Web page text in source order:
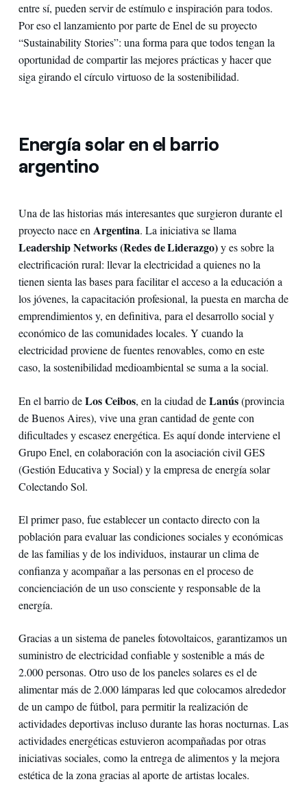
entre sí, pueden servir de estímulo e inspiración para todos.
Por eso el lanzamiento por parte de Enel de su proyecto
“Sustainability Stories”: una forma para que todos tengan la
oportunidad de compartir las mejores prácticas y hacer que
siga girando el círculo virtuoso de la sostenibilidad.
Energía solar en el barrio
argentino
Una de las historias más interesantes que surgieron durante el
proyecto nace enArgentina. La iniciativa se llama
Leadership Networks (Redes de Liderazgo)y es sobre la
electrificación rural: llevar la electricidad a quienes no la
tienen sienta las bases para facilitar el acceso a la educación a
los jóvenes, la capacitación profesional, la puesta en marcha de
emprendimientos y, en definitiva, para el desarrollo social y
económico de las comunidades locales. Y cuando la
electricidad proviene de fuentes renovables, como en este
caso, la sostenibilidad medioambiental se suma a la social.
En el barrio deLos Ceibos, en la ciudad deLanús(provincia
de Buenos Aires), vive una gran cantidad de gente con
dificultades y escasez energética. Es aquí donde interviene el
Grupo Enel, en colaboración con la asociación civil GES
(Gestión Educativa y Social) y la empresa de energía solar
Colectando Sol.
El primer paso, fue establecer un contacto directo con la
población para evaluar las condiciones sociales y económicas
de las familias y de los individuos, instaurar un clima de
confianza y acompañar a las personas en el proceso de
concienciación de un uso consciente y responsable de la
energía.
Gracias a un sistema de paneles fotovoltaicos, garantizamos un
suministro de electricidad confiable y sostenible a más de
2.000 personas. Otro uso de los paneles solares es el de
alimentar más de 2.000 lámparas led que colocamos alrededor
de un campo de fútbol, para permitir la realización de
actividades deportivas incluso durante las horas nocturnas. Las
actividades energéticas estuvieron acompañadas por otras
iniciativas sociales, como la entrega de alimentos y la mejora
estética de la zona gracias al aporte de artistas locales.